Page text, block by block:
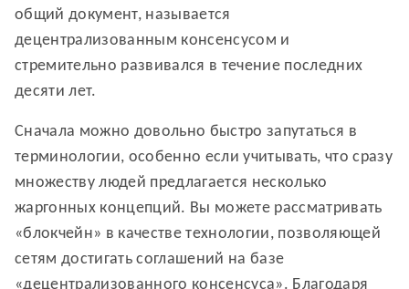
общий документ, называется
децентрализованным консенсусом и
стремительно развивался в течение последних
десяти лет.
Сначала можно довольно быстро запутаться в
терминологии, особенно если учитывать, что сразу
множеству людей предлагается несколько
жаргонных концепций. Вы можете рассматривать
«блокчейн» в качестве технологии, позволяющей
сетям достигать соглашений на базе
«децентрализованного консенсуса». Благодаря